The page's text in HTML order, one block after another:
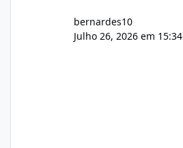
bernardes10
Julho 26, 2026 em 15:34